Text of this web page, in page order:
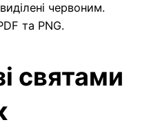
червоним.
та PNG.
святами